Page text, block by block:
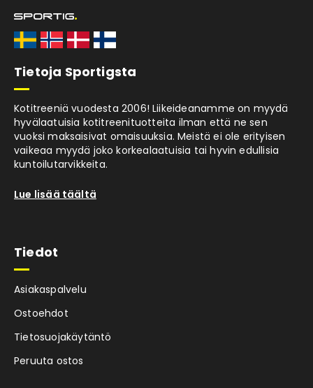
Tietoja Sportigsta
Kotitreeniä vuodesta 2006! Liikeideanamme on myydä
hyvälaatuisia kotitreenituotteita ilman että ne sen
vuoksi maksaisivat omaisuuksia. Meistä ei ole erityisen
vaikeaa myydä joko korkealaatuisia tai hyvin edullisia
kuntoilutarvikkeita.
Lue lisää täältä
Tiedot
Asiakaspalvelu
Ostoehdot
Tietosuojakäytäntö
Peruuta ostos